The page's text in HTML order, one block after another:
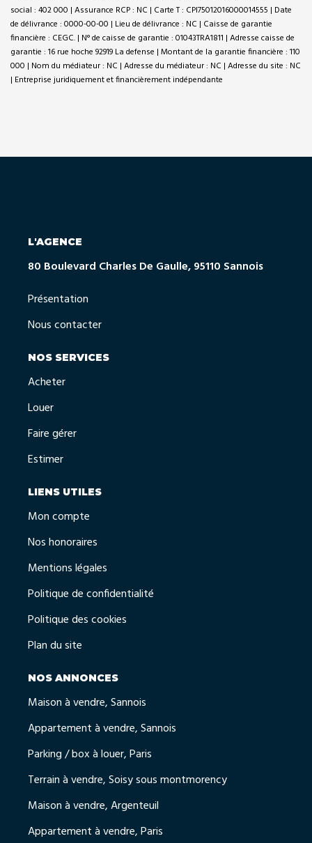
social : 402 000 | Assurance RCP : NC | Carte T : CPI75012016000014555 | Date
de délivrance : 0000-00-00 | Lieu de délivrance : NC | Caisse de garantie
financière : CEGC. | N° de caisse de garantie : 01043TRA1811 | Adresse caisse de
garantie : 16 rue hoche 92919 La defense | Montant de la garantie financière : 110
000 | Nom du médiateur : NC | Adresse du médiateur : NC | Adresse du site : NC
| Entreprise juridiquement et financièrement indépendante
L'AGENCE
80 Boulevard Charles De Gaulle, 95110 Sannois
Présentation
Nous contacter
NOS SERVICES
Acheter
Louer
Faire gérer
Estimer
LIENS UTILES
Mon compte
Nos honoraires
Mentions légales
Politique de confidentialité
Politique des cookies
Plan du site
NOS ANNONCES
Maison à vendre, Sannois
Appartement à vendre, Sannois
Parking / box à louer, Paris
Terrain à vendre, Soisy sous montmorency
Maison à vendre, Argenteuil
Appartement à vendre, Paris